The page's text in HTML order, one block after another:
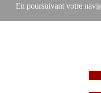
En poursuivant votre